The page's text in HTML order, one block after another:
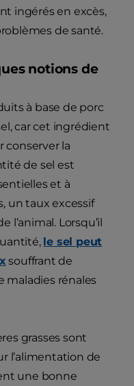
ingérés en excès,
de santé.
notions de
à base de porc
car cet ingrédient
la
de sel est
et à
un taux excessif
l’animal. Lorsqu’il
le sel peut
souffrant de
maladies rénales
grasses sont
l’alimentation de
une bonne